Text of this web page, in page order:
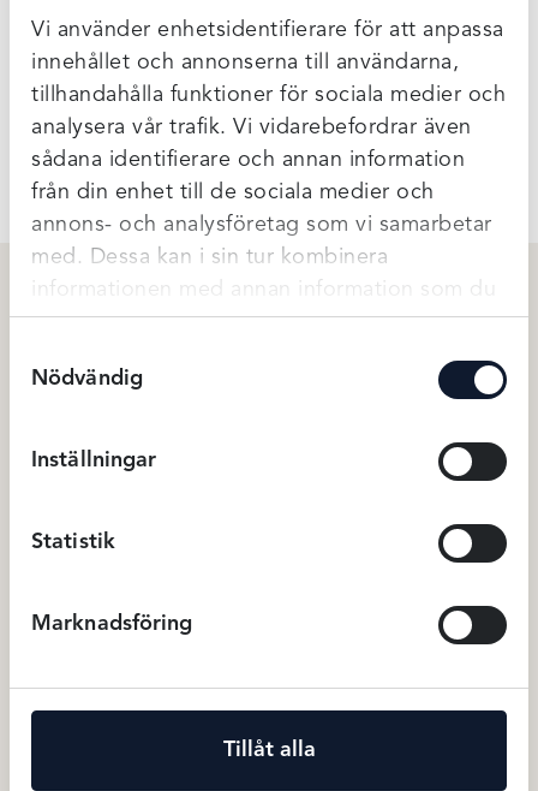
Vi använder enhetsidentifierare för att anpassa
innehållet och annonserna till användarna,
tillhandahålla funktioner för sociala medier och
analysera vår trafik. Vi vidarebefordrar även
sådana identifierare och annan information
från din enhet till de sociala medier och
annons- och analysföretag som vi samarbetar
med. Dessa kan i sin tur kombinera
informationen med annan information som du
har tillhandahållit eller som de har samlat in
Nödvändig
Inställningar
Statistik
Marknadsföring
Tillåt alla
Normal i storleken.
100% merinoull
Ytterligare Information
Strumpbyxor 249kr Tights 499